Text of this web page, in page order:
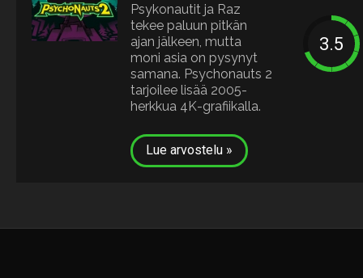
Psykonautit ja Raz
tekee paluun pitkän
ajan jälkeen, mutta
moni asia on pysynyt
samana. Psychonauts 2
tarjoilee lisää 2005-
herkkua 4K-grafiikalla.
Lue arvostelu »